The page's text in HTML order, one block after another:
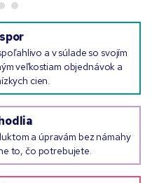
a v súlade so svojím
veľkostiam objednávok a
cien.
a úpravám bez námahy
to, čo potrebujete.